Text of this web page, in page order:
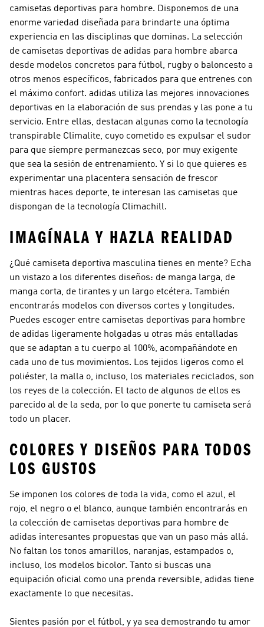
camisetas deportivas para hombre. Disponemos de una
enorme variedad diseñada para brindarte una óptima
experiencia en las disciplinas que dominas. La selección
de camisetas deportivas de adidas para hombre abarca
desde modelos concretos para fútbol, rugby o baloncesto a
otros menos específicos, fabricados para que entrenes con
el máximo confort. adidas utiliza las mejores innovaciones
deportivas en la elaboración de sus prendas y las pone a tu
servicio. Entre ellas, destacan algunas como la tecnología
transpirable Climalite, cuyo cometido es expulsar el sudor
para que siempre permanezcas seco, por muy exigente
que sea la sesión de entrenamiento. Y si lo que quieres es
experimentar una placentera sensación de frescor
mientras haces deporte, te interesan las camisetas que
dispongan de la tecnología Climachill.
IMAGÍNALA Y HAZLA REALIDAD
¿Qué camiseta deportiva masculina tienes en mente? Echa
un vistazo a los diferentes diseños: de manga larga, de
manga corta, de tirantes y un largo etcétera. También
encontrarás modelos con diversos cortes y longitudes.
Puedes escoger entre camisetas deportivas para hombre
de adidas ligeramente holgadas u otras más entalladas
que se adaptan a tu cuerpo al 100%, acompañándote en
cada uno de tus movimientos. Los tejidos ligeros como el
poliéster, la malla o, incluso, los materiales reciclados, son
los reyes de la colección. El tacto de algunos de ellos es
parecido al de la seda, por lo que ponerte tu camiseta será
todo un placer.
COLORES Y DISEÑOS PARA TODOS
LOS GUSTOS
Se imponen los colores de toda la vida, como el azul, el
rojo, el negro o el blanco, aunque también encontrarás en
la colección de camisetas deportivas para hombre de
adidas interesantes propuestas que van un paso más allá.
No faltan los tonos amarillos, naranjas, estampados o,
incluso, los modelos bicolor. Tanto si buscas una
equipación oficial como una prenda reversible, adidas tiene
exactamente lo que necesitas.
Sientes pasión por el fútbol, y ya sea demostrando tu amor